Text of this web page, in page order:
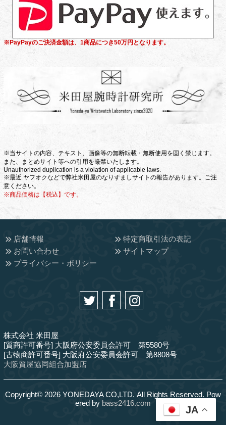
※PayPayのご決済金額は、1商品につき50万円となります。
※当サイトの内容、テキスト、画像等の無断転載・無断使用を固く禁じます。
また、まとめサイト等への引用を厳禁いたします。
Unauthorized duplication is a violation of applicable laws.
※最近 ヤフオクなどで弊社米田屋のなりすましサイトの報告があります。ご注
意ください。
※商品価格は【税込】です。
店舗情報
特定商取引法の表記
お問い合わせ
サイトマップ
プライバシー・ポリシー
株式会社 米田屋
[質商許可番号] 大阪府公安委員会許可 第5580号
[古物商許可番号] 大阪府公安委員会許可 第8808号
大阪質屋協同組合加盟店
Copyright© 2026 YONEDAYA CO,LTD. All Rights Reserved. Pow
ered by bass2416.com
JA